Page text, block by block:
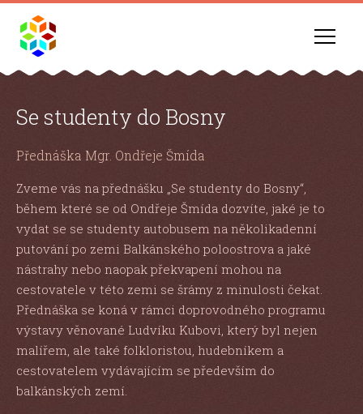
Se studenty do Bosny
Přednáška Mgr. Ondřeje Šmída
Zveme vás na přednášku „Se studenty do Bosny“,
během které se od Ondřeje Šmída dozvíte, jaké je to
vydat se se studenty autobusem na několikadenní
putování po zemi Balkánského poloostrova a jaké
nástrahy nebo naopak překvapení mohou na
cestovatele v této zemi se šrámy z minulosti čekat.
Přednáška se koná v rámci doprovodného programu
výstavy věnované Ludvíku Kubovi, který byl nejen
malířem, ale také folkloristou, hudebníkem a
cestovatelem vydávajícím se především do
balkánských zemí.